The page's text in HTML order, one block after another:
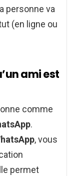
personne va
(en ligne ou
ami est
comme
.
, vous
permet